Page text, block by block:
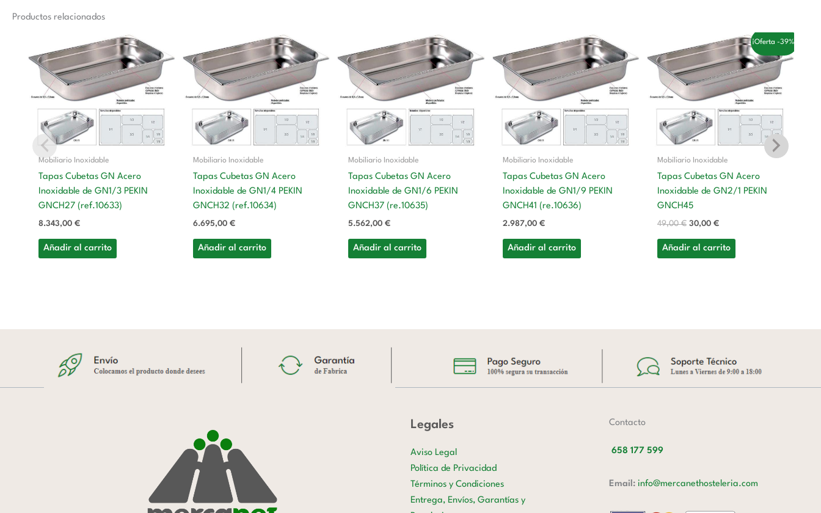
Productos relacionados
Mobiliario Inoxidable
Tapas Cubetas GN Acero
Inoxidable de GN1/3 PEKIN
GNCH27 (ref.10633)
8.343,00€
Añadir al carrito
Mobiliario Inoxidable
Tapas Cubetas GN Acero
Inoxidable de GN1/4 PEKIN
GNCH32 (ref.10634)
6.695,00€
Añadir al carrito
Mobiliario Inoxidable
Tapas Cubetas GN Acero
Inoxidable de GN1/6 PEKIN
GNCH37 (re.10635)
5.562,00 €
Añadir al carrito
Mobiliario Inoxidable
Tapas Cubetas GN Acero
Inoxidable de GN1/9 PEKIN
GNCH41 (re.10636)
2.987,00 €
Añadir al carrito
¡Oferta -39%!
Mobiliario Inoxidable
Tapas Cubetas GN Acero
Inoxidable de GN2/1 PEKIN
GNCH45
49,00€
precio
original
era:
49,00 €.
30,00 €
precio
actual
30,00 €.
Añadir al carrito
Legales
Aviso Legal
Política de Privacidad
Términos y Condiciones
Entrega, Envíos, Garantías y
Contacto
658 177 599
Email: info@mercanethosteleria.com